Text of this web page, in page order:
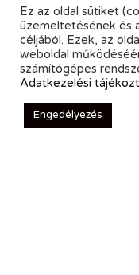
Ez az oldal sütiket
üzemeltetésének és
céljából. Ezek, az
weboldal
számítógépes
Adatkezelési
Engedélyezés